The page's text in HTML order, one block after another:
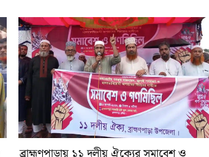
‎ব্রাহ্মণপাড়ায় ১১ দলীয় ঐক্যের সমাবেশ ও